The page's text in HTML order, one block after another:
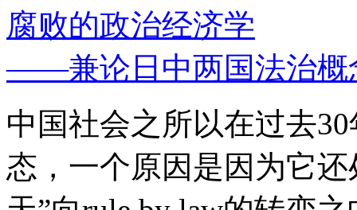
腐败的政治经济学
——兼论日中两国法治概
中国社会之所以在过去
态，一个原因是因为它